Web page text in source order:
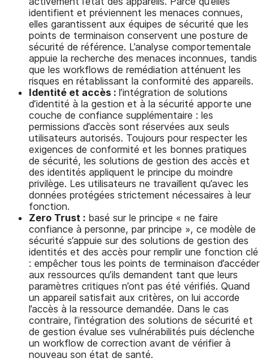
identifient et préviennent les menaces connues,
elles garantissent aux équipes de sécurité que les
points de terminaison conservent une posture de
sécurité de référence. L’analyse comportementale
appuie la recherche des menaces inconnues, tandis
que les workflows de remédiation atténuent les
risques en rétablissant la conformité des appareils.
Identité et accès : l’intégration de solutions
d’identité à la gestion et à la sécurité apporte une
couche de confiance supplémentaire : les
permissions d’accès sont réservées aux seuls
utilisateurs autorisés. Toujours pour respecter les
exigences de conformité et les bonnes pratiques
de sécurité, les solutions de gestion des accès et
des identités appliquent le principe du moindre
privilège. Les utilisateurs ne travaillent qu’avec les
données protégées strictement nécessaires à leur
fonction.
Zero Trust : basé sur le principe « ne faire
confiance à personne, par principe », ce modèle de
sécurité s’appuie sur des solutions de gestion des
identités et des accès pour remplir une fonction clé
: empêcher tous les points de terminaison d’accéder
aux ressources qu’ils demandent tant que leurs
paramètres critiques n’ont pas été vérifiés. Quand
un appareil satisfait aux critères, on lui accorde
l’accès à la ressource demandée. Dans le cas
contraire, l’intégration des solutions de sécurité et
de gestion évalue ses vulnérabilités puis déclenche
un workflow de correction avant de vérifier à
nouveau son état de santé.